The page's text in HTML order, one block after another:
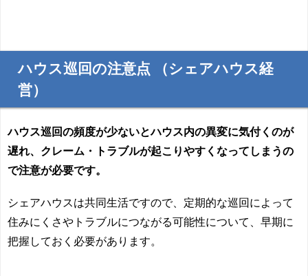
ハウス巡回の注意点 （シェアハウス経
営）
ハウス巡回の頻度が少ないとハウス内の異変に気付くのが
遅れ、クレーム・トラブルが起こりやすくなってしまうの
で注意が必要です。
シェアハウスは共同生活ですので、定期的な巡回によって
住みにくさやトラブルにつながる可能性について、早期に
把握しておく必要があります。